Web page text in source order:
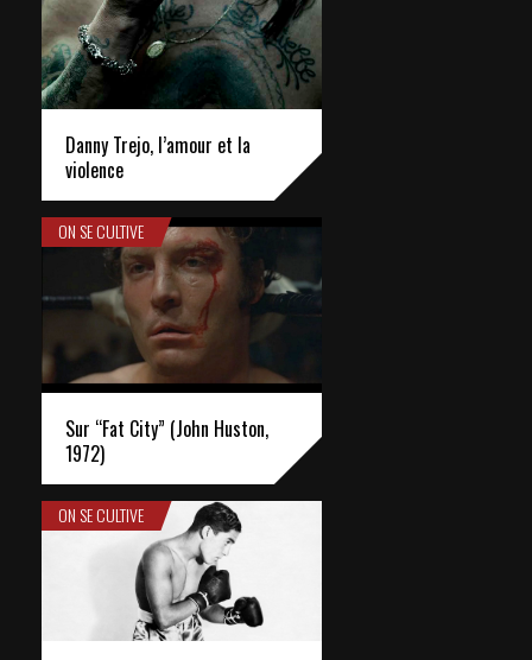
Danny Trejo, l’amour et la
violence
ON SE CULTIVE
Sur “Fat City” (John Huston,
1972)
ON SE CULTIVE